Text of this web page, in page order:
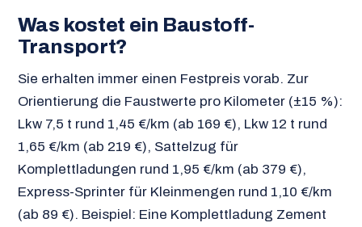
Was kostet ein Baustoff-
Transport?
Sie erhalten immer einen Festpreis vorab. Zur
Orientierung die Faustwerte pro Kilometer (±15 %):
Lkw 7,5 t rund 1,45 €/km (ab 169 €), Lkw 12 t rund
1,65 €/km (ab 219 €), Sattelzug für
Komplettladungen rund 1,95 €/km (ab 379 €),
Express-Sprinter für Kleinmengen rund 1,10 €/km
(ab 89 €). Beispiel: Eine Komplettladung Zement